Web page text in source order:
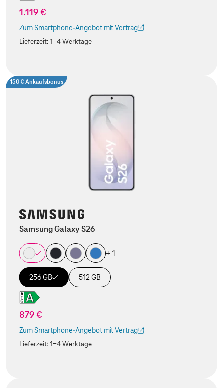
1.119 €
Zum Smartphone-Angebot mit Vertrag
(Der Link wird in einem neuen Tab geöffnet)
Lieferzeit:1-4 Werktage
150 € Ankaufsbonus
Samsung Galaxy S26
+ 1
256 GB 512 GB
879 €
Zum Smartphone-Angebot mit Vertrag
(Der Link wird in einem neuen Tab geöffnet)
Lieferzeit:1-4 Werktage